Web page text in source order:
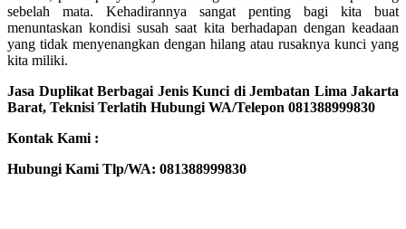
sebelah mata. Kehadirannya sangat penting bagi kita buat
menuntaskan kondisi susah saat kita berhadapan dengan keadaan
yang tidak menyenangkan dengan hilang atau rusaknya kunci yang
kita miliki.
Jasa Duplikat Berbagai Jenis Kunci di Jembatan Lima Jakarta
Barat, Teknisi Terlatih Hubungi WA/Telepon 081388999830
Kontak Kami :
Hubungi Kami Tlp/WA: 081388999830